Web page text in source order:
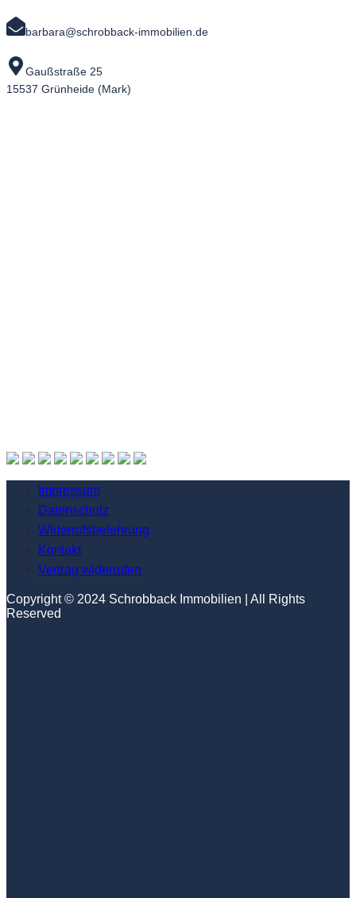
barbara@schrobback-immobilien.de
Gaußstraße 25
15537 Grünheide (Mark)
Impressum
Datenschutz
Widerrufsbelehrung
Kontakt
Vertrag widerrufen
Copyright © 2024 Schrobback Immobilien | All Rights
Reserved